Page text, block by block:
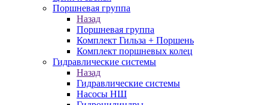
Поршневая группа
Назад
Поршневая группа
Комплект Гильза + Поршень
Комплект поршневых колец
Гидравлические системы
Назад
Гидравлические системы
Насосы НШ